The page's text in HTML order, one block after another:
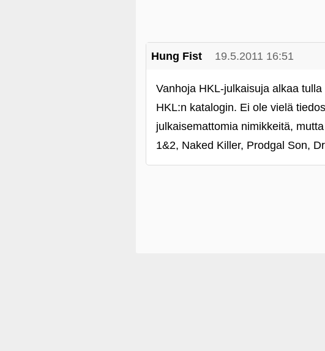
Hung Fist 19.5.2011 16:51
Vanhoja HKL-julkaisuja alkaa
HKL:n katalogin. Ei ole vielä
julkaisemattomia nimikkeitä,
1&2, Naked Killer, Prodgal Son,